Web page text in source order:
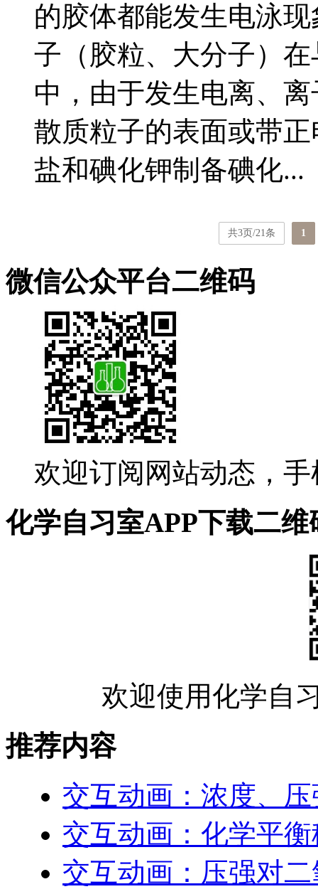
的胶体都能发生电泳
子（胶粒、大分子）
中，由于发生电离、
散质粒子的表面或带
盐和碘化钾制备碘化...
共3页/21条 1
微信公众平台二维码
欢迎订阅网站动态，
化学自习室APP下载二维
欢迎使用化学自
推荐内容
交互动画：浓度、
交互动画：化学平
交互动画：压强对